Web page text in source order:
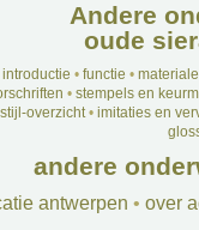
Andere
oude
introductie • functie •
• stempels en
stijl-overzicht• imitaties en
andere
antwerpen • over